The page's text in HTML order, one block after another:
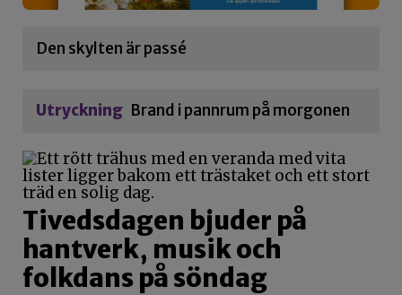
Den skylten är passé
Utryckning Brand i pannrum på morgonen
Tivedsdagen bjuder på
hantverk, musik och
folkdans på söndag